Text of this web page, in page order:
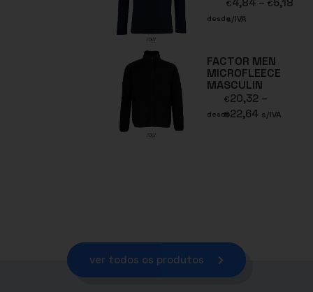
desde
€4,84 – €5,18
s/IVA
FACTOR MEN
MICROFLEECE
MASCULIN
desde
€20,32 –
€22,64 s/IVA
ver todos os produtos